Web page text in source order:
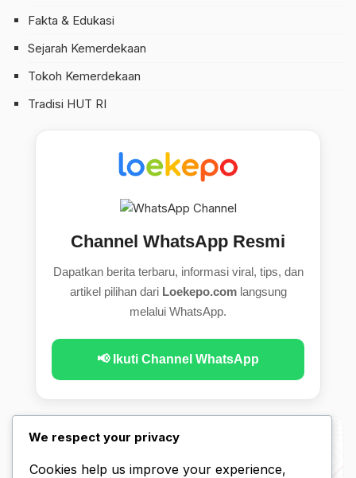
Fakta & Edukasi
Sejarah Kemerdekaan
Tokoh Kemerdekaan
Tradisi HUT RI
Channel WhatsApp Resmi
Dapatkan berita terbaru, informasi viral, tips, dan
artikel pilihan dari Loekepo.comlangsung
melalui WhatsApp.
📢 Ikuti Channel WhatsApp
We respect your privacy
Cookies help us improve your experience,